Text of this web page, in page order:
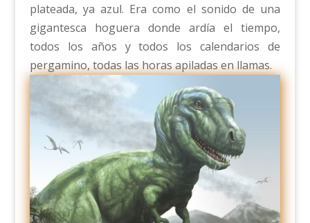
plateada, ya azul. Era como el sonido de una
gigantesca hoguera donde ardía el tiempo,
todos los años y todos los calendarios de
pergamino, todas las horas apiladas en llamas.